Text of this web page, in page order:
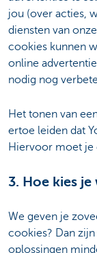
jou (over acties,
diensten van
cookies kunnen
online
nodig nog
Het tonen van
ertoe leiden dat
Hiervoor moet je
3. Hoe kies
We geven je
cookies? Dan
oplossingen